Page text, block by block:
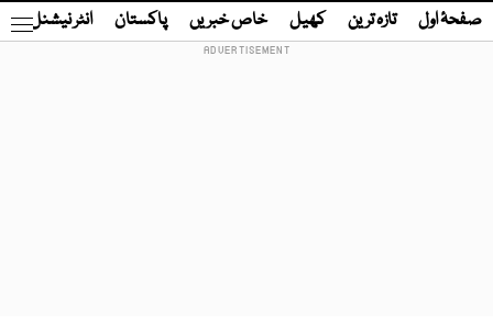
صفحۂ اول تازہ ترین کھیل خاص خبریں پاکستان انٹر نیشنل